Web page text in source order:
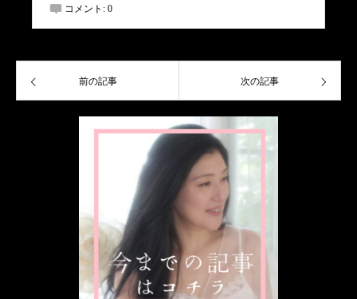
コメント: 0
前の記事 次の記事